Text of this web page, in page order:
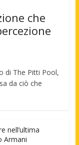
che
di The Pitti Pool,
da ciò che
nell’ultima
Armani